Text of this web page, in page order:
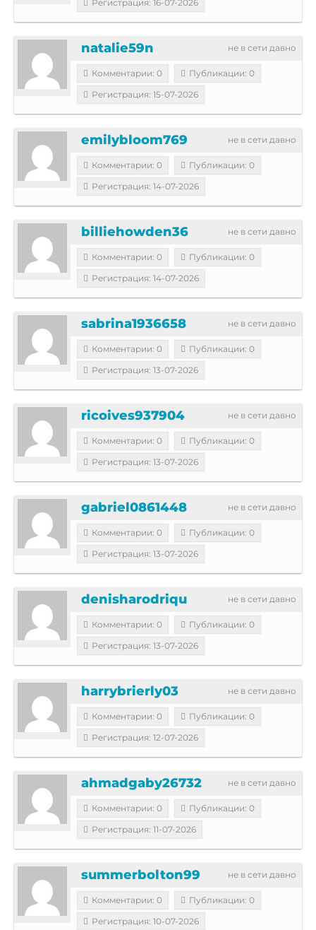
Регистрация: 16-07-2026
не в сети давно
natalie59n
Комментарии: 0
Публикации: 0
Регистрация: 15-07-2026
не в сети давно
emilybloom769
Комментарии: 0
Публикации: 0
Регистрация: 14-07-2026
не в сети давно
billiehowden36
Комментарии: 0
Публикации: 0
Регистрация: 14-07-2026
не в сети давно
sabrina1936658
Комментарии: 0
Публикации: 0
Регистрация: 13-07-2026
не в сети давно
ricoives937904
Комментарии: 0
Публикации: 0
Регистрация: 13-07-2026
не в сети давно
gabriel0861448
Комментарии: 0
Публикации: 0
Регистрация: 13-07-2026
не в сети давно
denisharodriqu
Комментарии: 0
Публикации: 0
Регистрация: 13-07-2026
не в сети давно
harrybrierly03
Комментарии: 0
Публикации: 0
Регистрация: 12-07-2026
не в сети давно
ahmadgaby26732
Комментарии: 0
Публикации: 0
Регистрация: 11-07-2026
не в сети давно
summerbolton99
Комментарии: 0
Публикации: 0
Регистрация: 10-07-2026